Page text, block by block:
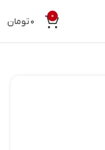
0 ۰تومان